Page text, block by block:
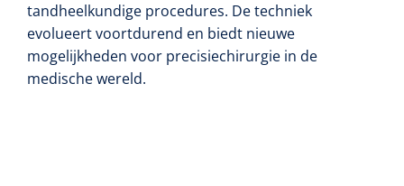
tandheelkundige procedures. De techniek
evolueert voortdurend en biedt nieuwe
mogelijkheden voor precisiechirurgie in de
medische wereld.